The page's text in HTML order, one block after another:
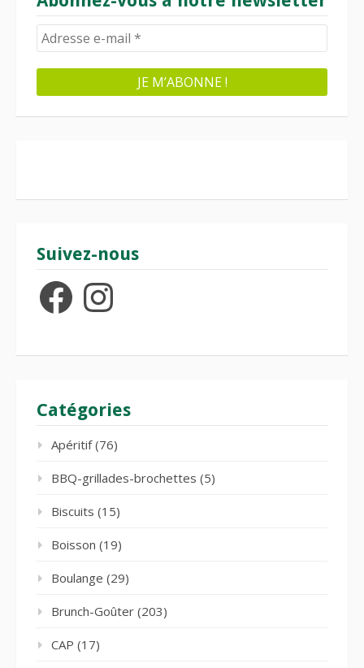
Suivez-nous
FacebookInstagram
Catégories
Apéritif(76)
BBQ-grillades-brochettes (5)
Biscuits (15)
Boisson (19)
Boulange (29)
Brunch-Goûter (203)
CAP (17)